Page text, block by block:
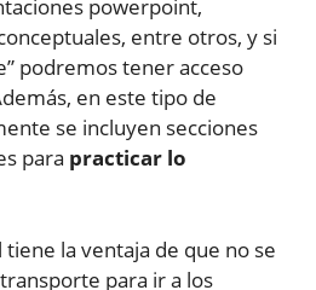
powerpoint,
entre otros, y si
podremos tener acceso
en este tipo de
se incluyen secciones
para practicar lo
la ventaja de que no se
para ir a los